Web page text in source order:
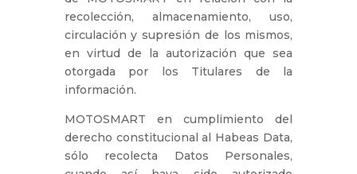
recolección, almacenamiento, uso,
circulación y supresión de los mismos,
en virtud de la autorización que sea
otorgada por los Titulares de la
información.
MOTOSMART en cumplimiento del
derecho constitucional al Habeas Data,
sólo recolecta Datos Personales,